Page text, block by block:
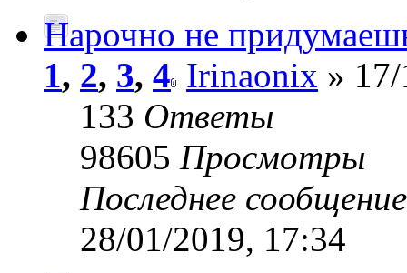
Нарочно не
1, 2, 3, 4 Irinaonix »
133 Ответы
98605 Просмотры
Последнее
28/01/2019, 17:34